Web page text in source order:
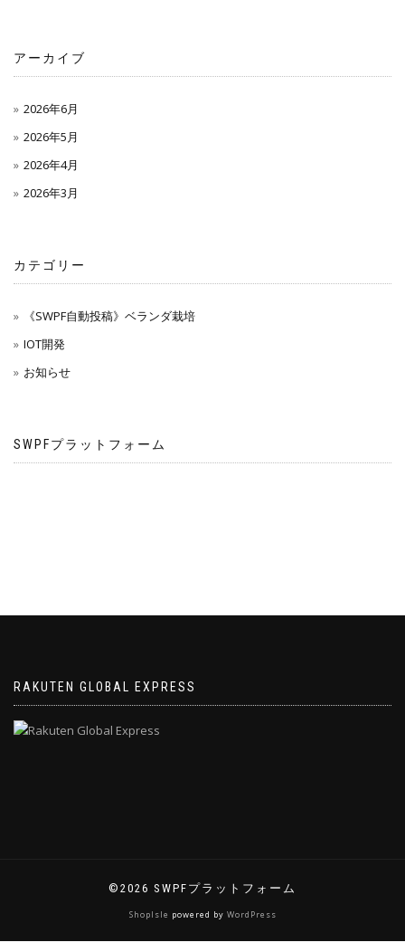
アーカイブ
2026年6月
2026年5月
2026年4月
2026年3月
カテゴリー
《SWPF自動投稿》ベランダ栽培
IOT開発
お知らせ
SWPFプラットフォーム
RAKUTEN GLOBAL EXPRESS
©2026 SWPFプラットフォーム
ShopIsle powered by WordPress